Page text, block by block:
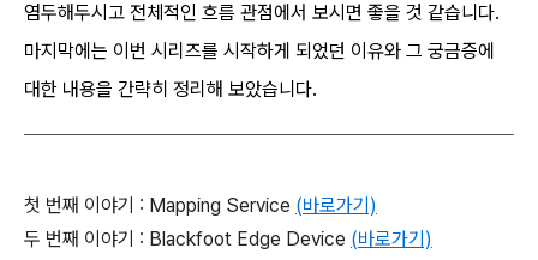
염두해두시고 전체적인 흐름 관점에서 보시면 좋을 것 같습니다.
마지막에는 이번 시리즈를 시작하게 되었던 이유와 그 궁금증에
대한 내용을 간략히 정리해 보았습니다.
첫 번째 이야기 : Mapping Service (바로가기)
두 번째 이야기 : Blackfoot Edge Device (바로가기)